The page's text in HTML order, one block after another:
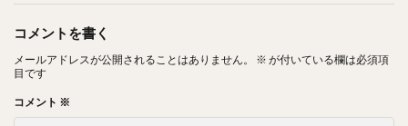
コメントを書く
メールアドレスが公開されることはありません。 ※ が付いている欄は必須項
目です
コメント ※